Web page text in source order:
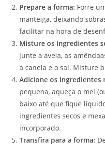
Prepare a forma: Forre
manteiga, deixando
facilitar na hora de
Misture os ingredientes
junte a aveia, as
a canela e o sal. Misture
Adicione os ingredientes
pequena, aqueça o mel
baixo até que fique
ingredientes secos e
incorporado.
Transfira para a forma: